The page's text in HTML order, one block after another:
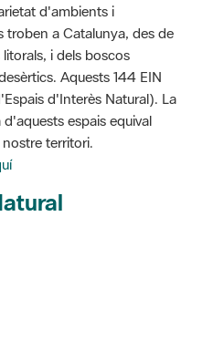
d'ambients i
troben a Catalunya, des de
i dels boscos
Aquests 144 EIN
d'Interès Natural). La
espais equival
territori.
de les valoracions és de 0